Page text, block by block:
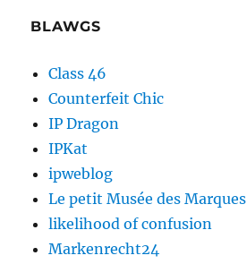
BLAWGS
Class 46
Counterfeit Chic
IP Dragon
IPKat
ipweblog
Le petit Musée des Marques
likelihood of confusion
Markenrecht24